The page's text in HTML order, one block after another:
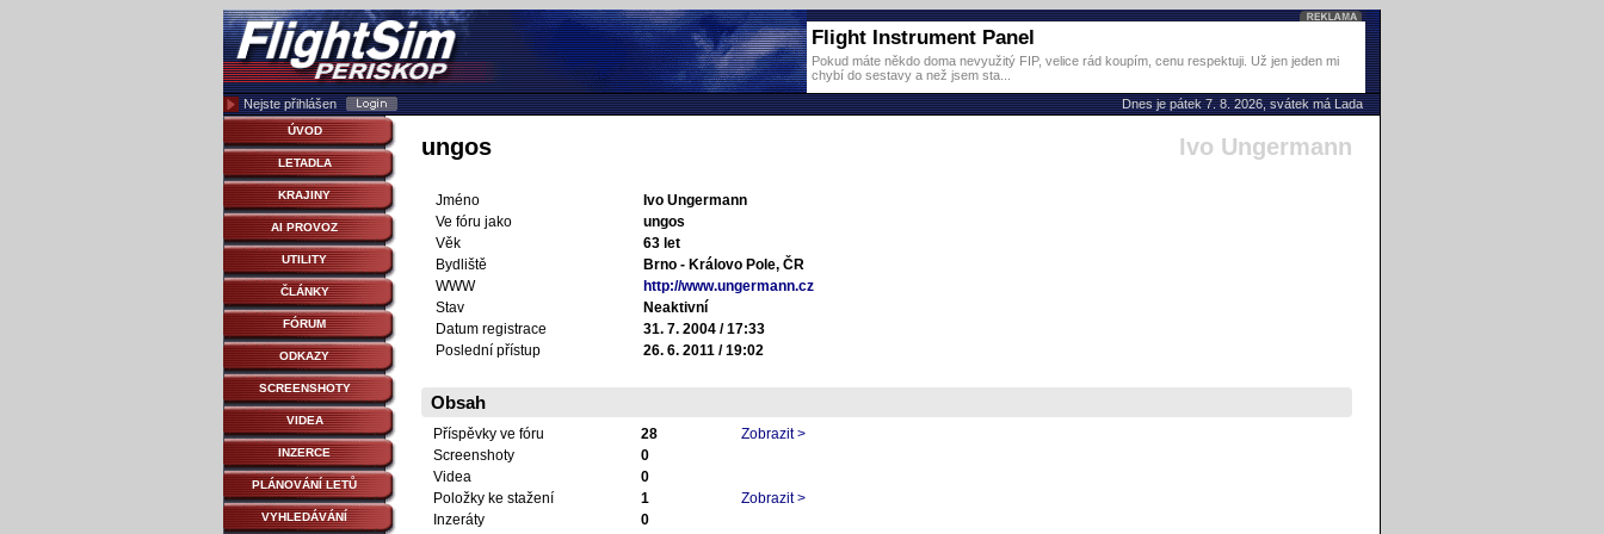
Flight Instrument Panel
Pokud máte někdo doma nevyužitý FIP, velice rád koupím, cenu respektuji. Už jen jeden mi
chybí do sestavy a než jsem sta...
Nejste přihlášen
Dnes je pátek 7. 8. 2026, svátek má Lada
ÚVOD
LETADLA
KRAJINY
AI PROVOZ
UTILITY
ČLÁNKY
FÓRUM
ODKAZY
SCREENSHOTY
VIDEA
INZERCE
PLÁNOVÁNÍ LETŮ
VYHLEDÁVÁNÍ
ungos Ivo Ungermann
Jméno
Ivo Ungermann
Ve fóru jako
ungos
Věk
63 let
Bydliště
Brno - Královo Pole, ČR
WWW
http://www.ungermann.cz
Stav
Neaktivní
Datum registrace
31. 7. 2004 / 17:33
Poslední přístup
26. 6. 2011 / 19:02
Obsah
Příspěvky ve fóru 28
Zobrazit >
Screenshoty
0
Videa
0
Položky ke stažení
1
Zobrazit >
Inzeráty
0